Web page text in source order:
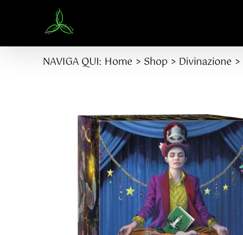
contenuto
NAVIGA QUI: Home Shop Divinazione